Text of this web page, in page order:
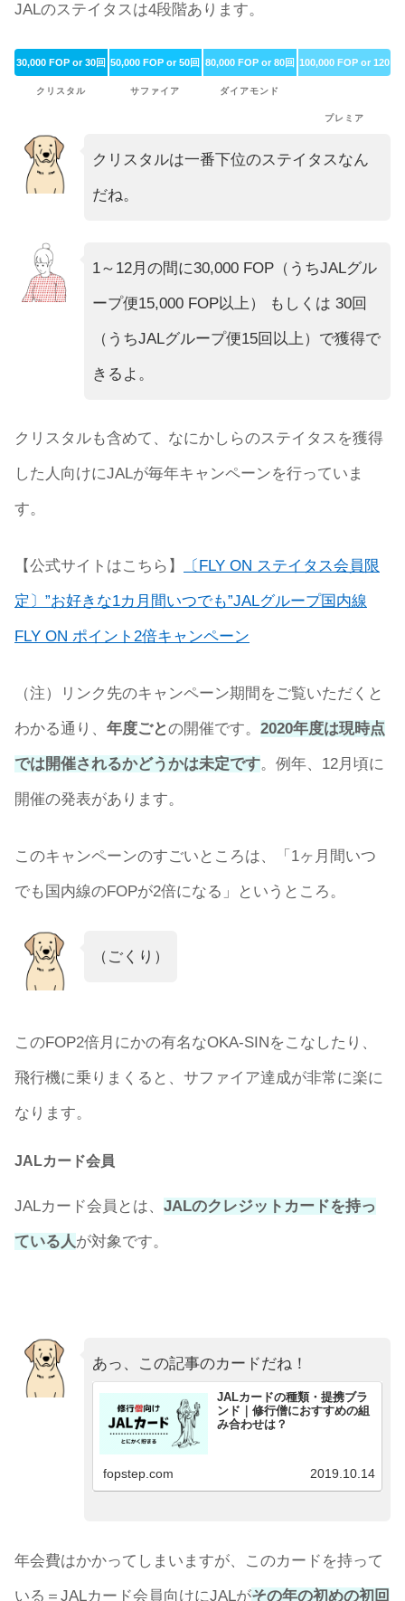
JALのステイタスは4段階あります。
30,000 FOP or 30回
クリスタル
50,000 FOP or 50回
サファイア
80,000 FOP or 80回
ダイアモンド
100,000 FOP or 120
プレミア
クリスタルは一番下位のステイタスなん
だね。
1～12月の間に30,000 FOP（うちJALグル
ープ便15,000 FOP以上） もしくは 30回
（うちJALグループ便15回以上）で獲得で
きるよ。
クリスタルも含めて、なにかしらのステイタスを獲得
した人向けにJALが毎年キャンペーンを行っていま
す。
【公式サイトはこちら】 〔FLY ON ステイタス会員限
定〕”お好きな1カ月間いつでも”JALグループ国内線
FLY ON ポイント2倍キャンペーン
（注）リンク先のキャンペーン期間をご覧いただくと
わかる通り、 年度ごとの開催です。 2020年度は現時点
では開催されるかどうかは未定です。例年、12月頃に
開催の発表があります。
このキャンペーンのすごいところは、「1ヶ月間いつ
でも国内線のFOPが2倍になる」というところ。
（ごくり）
このFOP2倍月にかの有名なOKA-SINをこなしたり、
飛行機に乗りまくると、サファイア達成が非常に楽に
なります。
JALカード会員
JALカード会員とは、 JALのクレジットカードを持っ
ている人が対象です。
あっ、この記事のカードだね！
JALカードの種類・提携ブラ
ンド｜修行僧におすすめの組
み合わせは？
fopstep.com 2019.10.14
年会費はかかってしまいますが、このカードを持って
いる＝JALカード会員向けにJALがその年の初めの初回